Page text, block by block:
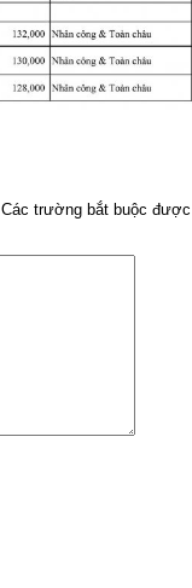
Các trường bắt buộc được